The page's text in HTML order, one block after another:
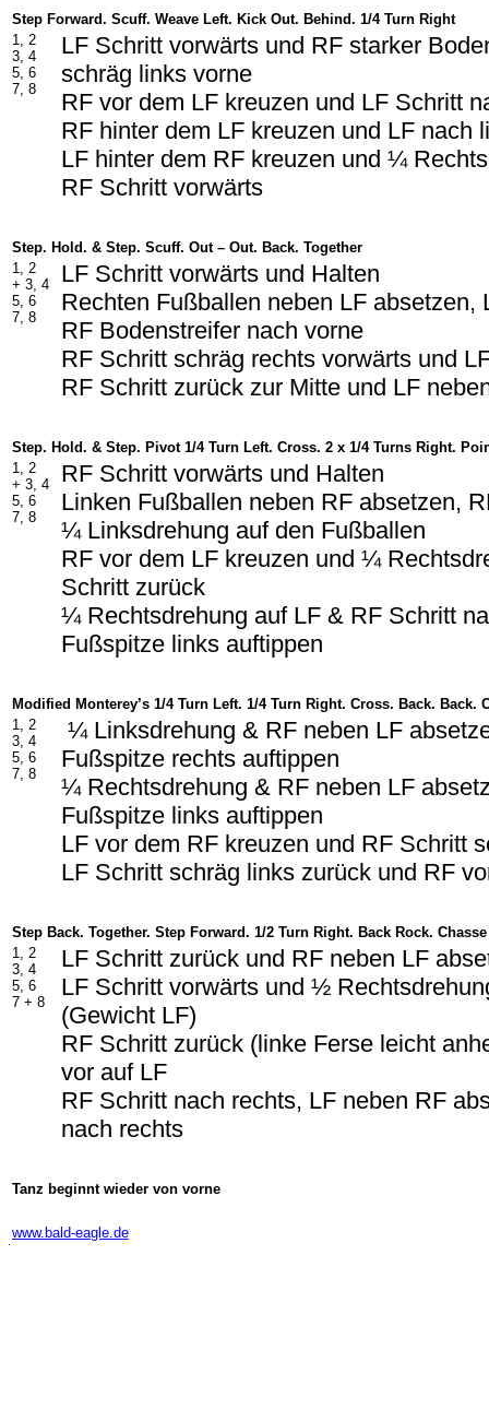
Step Forward. Scuff. Weave Left. Kick Out. Behind. 1/4 Turn Right
1, 2
3, 4
5, 6
7, 8
LF Schritt vorwärts und RF starker
schräg links vorne
RF vor dem LF kreuzen und LF Schritt
RF hinter dem LF kreuzen und LF nach
LF hinter dem RF kreuzen und ¼
RF Schritt vorwärts
Step. Hold. & Step. Scuff. Out – Out. Back. Together
1, 2
+ 3, 4
5, 6
7, 8
LF Schritt vorwärts und Halten
Rechten Fußballen neben LF absetzen,
RF Bodenstreifer nach vorne
RF Schritt schräg rechts vorwärts und
RF Schritt zurück zur Mitte und LF
Step. Hold. & Step. Pivot 1/4 Turn Left. Cross. 2 x 1/4 Turns Right.
1, 2
+ 3, 4
5, 6
7, 8
RF Schritt vorwärts und Halten
Linken Fußballen neben RF absetzen,
¼ Linksdrehung auf den Fußballen
RF vor dem LF kreuzen und ¼
Schritt zurück
¼ Rechtsdrehung auf LF & RF Schritt
Fußspitze links auftippen
Modified Monterey’s 1/4 Turn Left. 1/4 Turn Right. Cross. Back. Back.
1, 2
3, 4
5, 6
7, 8
¼ Linksdrehung & RF neben LF
Fußspitze rechts auftippen
¼ Rechtsdrehung & RF neben LF
Fußspitze links auftippen
LF vor dem RF kreuzen und RF Schritt
LF Schritt schräg links zurück und RF
Step Back. Together. Step Forward. 1/2 Turn Right. Back Rock.
1, 2
3, 4
5, 6
7 + 8
LF Schritt zurück und RF neben LF
LF Schritt vorwärts und ½
(Gewicht LF)
RF Schritt zurück (linke Ferse leicht
vor auf LF
RF Schritt nach rechts, LF neben RF
nach rechts
Tanz beginnt wieder von vorne
www.bald-eagle.de